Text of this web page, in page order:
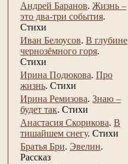
Андрей Баранов. Жизнь –
это два-три события.
Стихи
Иван Белоусов. В глубине
чернозёмного горя.
Стихи
Ирина Подюкова. Про
жизнь. Стихи
Ирина Ремизова. Знаю –
будет так. Стихи
Анастасия Скорикова. В
тишайшем снегу. Стихи
Братья Бри. Эвелин.
Рассказ